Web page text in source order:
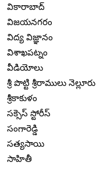
వికారాబాద్
విజయనగరం
విద్య విజ్ఞానం
విశాఖపట్నం
వీడియోలు
శ్రీ పొట్టి శ్రీరాములు నెల్లూరు
శ్రీకాకుళం
సక్సెస్ స్టోరీస్
సంగారెడ్డి
సత్యసాయి
సాహితీ